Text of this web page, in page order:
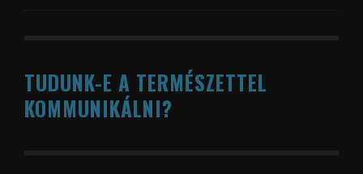
TUDUNK-E A TERMÉSZETTEL
KOMMUNIKÁLNI?